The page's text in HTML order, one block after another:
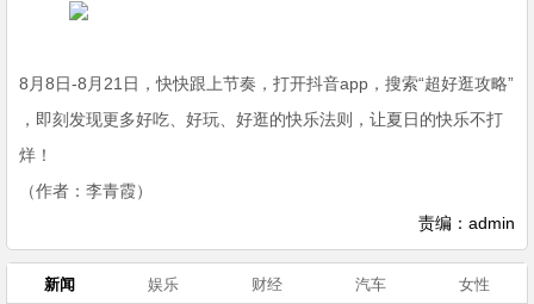
8月8日-8月21日，快快跟上节奏，打开抖音app，搜索“超好逛攻略”
，即刻发现更多好吃、好玩、好逛的快乐法则，让夏日的快乐不打
烊！
（作者：李青霞）
责编：admin
新闻 娱乐 财经 汽车 女性